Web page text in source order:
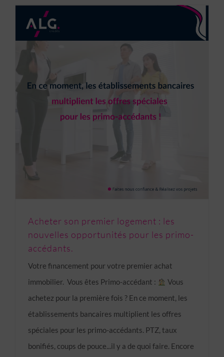
Acheter son premier logement : les
nouvelles opportunités pour les primo-
accédants.
Votre financement pour votre premier achat
immobilier. Vous êtes Primo-accédant :
Vous
achetez pour la première fois ? En ce moment, les
établissements bancaires multiplient les offres
spéciales pour les primo-accédants. PTZ, taux
bonifiés, coups de pouce...il y a de quoi faire. Encore